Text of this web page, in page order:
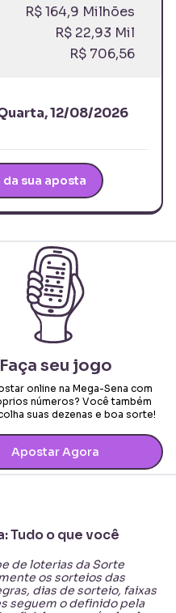
R$ 164,9 Milhões
R$ 22,93 Mil
R$ 706,56
12/08/2026
sua aposta
Faça seu jogo
online naMega-Sena com
números? Você também
suas dezenas e boa sorte!
Apostar Agora
Tudo o que você
de loterias da Sorte
os sorteios das
dias de sorteio, faixas
seguem o definido pela